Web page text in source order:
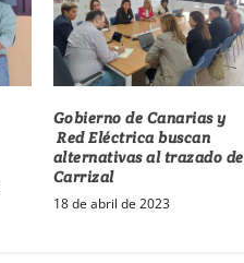
Gobierno de Canarias y
Red Eléctrica buscan
alternativas al trazado de
Carrizal
18 de abril de 2023